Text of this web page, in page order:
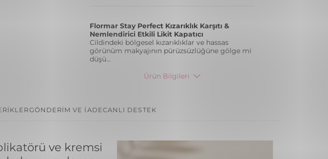
Flormar Stay Perfect Kızarıklık Karşıtı &
Nemlendirici Etkili Likit Kapatıcı
Cildindeki bölgesel kızarıklıklar ve hassas
görünüm makyajının pürüzsüzlüğüne gölge mi
düşü...
Ürün Bilgileri
GÖNDERİM VE İADECANLI DESTEK
ve kremsi